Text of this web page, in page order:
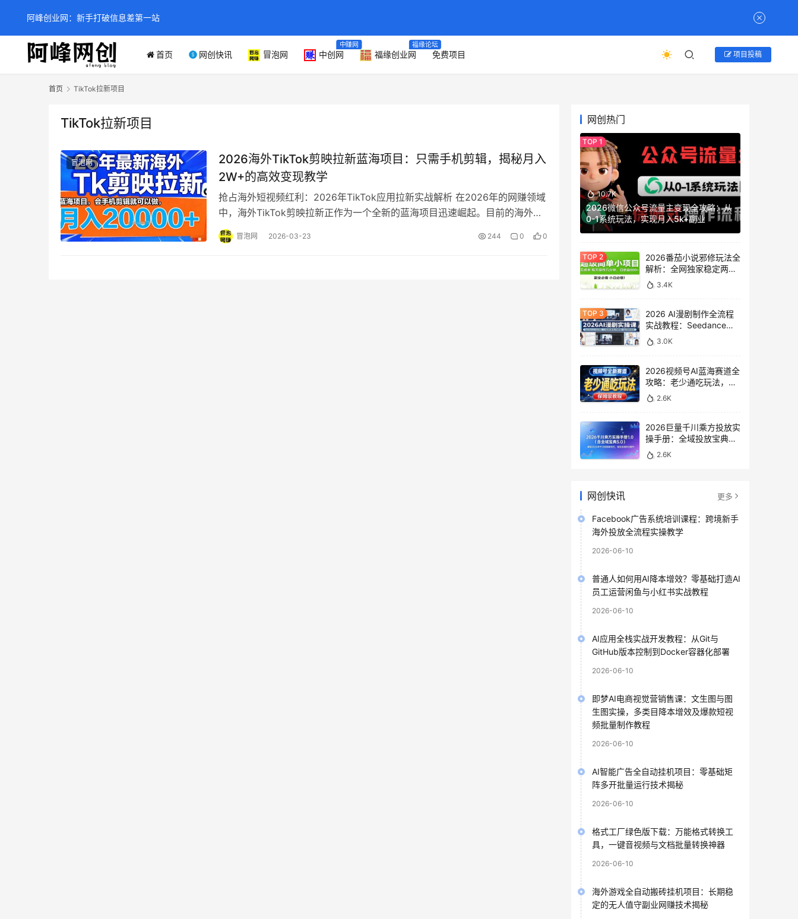
首页 网创快讯 冒泡网 中创网
中赚网
福缘创业网
福缘论坛
免费项目 项目投稿
首页 TikTok拉新项目
TikTok拉新项目
冒泡网
2026海外TikTok剪映拉新蓝海项目：只需手机剪辑，揭秘月入
2W+的高效变现教学
抢占海外短视频红利：2026年TikTok应用拉新实战解析 在2026年的网赚领域
中，海外TikTok剪映拉新正作为一个全新的蓝海项目迅速崛起。目前的海外
TikTok（Tk）生态环…
冒泡网 2026-03-23 244 0 0
网创热门
10.7K
2026微信公众号流量主变现全攻略：从
0-1系统玩法，实现月入5k+副业
2026番茄小说邪修玩法全
解析：全网独家稳定两年
老项目，助你日赚
500+稿费收益
3.4K
2026 AI漫剧制作全流程
实战教程：Seedance
2.0即梦视频生成与小说
授权教学
3.0K
2026视频号AI蓝海赛道全
攻略：老少通吃玩法，零
基础保姆级副业增收教程
2.6K
2026巨量千川乘方投放实
操手册：全域投放宝典
5.0深度解析ROI提升方案
2.6K
网创快讯 更多
Facebook广告系统培训课程：跨境新手
海外投放全流程实操教学
2026-06-10
普通人如何用AI降本增效？零基础打造AI
员工运营闲鱼与小红书实战教程
2026-06-10
AI应用全栈实战开发教程：从Git与
GitHub版本控制到Docker容器化部署
2026-06-10
即梦AI电商视觉营销售课：文生图与图
生图实操，多类目降本增效及爆款短视
频批量制作教程
2026-06-10
AI智能广告全自动挂机项目：零基础矩
阵多开批量运行技术揭秘
2026-06-10
格式工厂绿色版下载：万能格式转换工
具，一键音视频与文档批量转换神器
2026-06-10
海外游戏全自动搬砖挂机项目：长期稳
定的无人值守副业网赚技术揭秘
阿峰创业网：新手打破信息差第一站